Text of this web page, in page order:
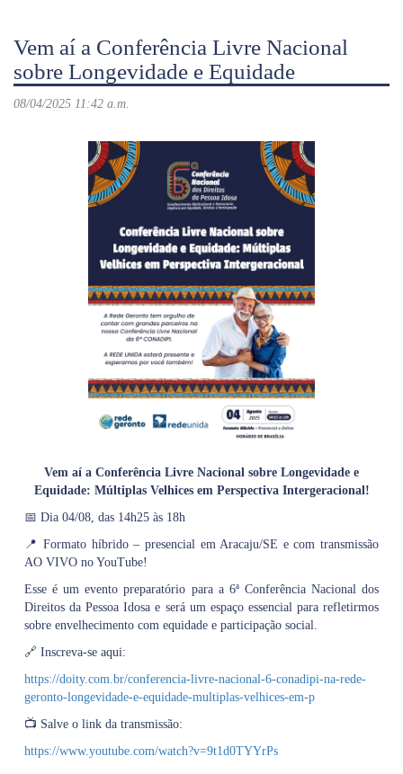
Vem aí a Conferência Livre Nacional
sobre Longevidade e Equidade
08/04/2025 11:42 a.m.
Vem aí a Conferência Livre Nacional sobre Longevidade e
Equidade: Múltiplas Velhices em Perspectiva Intergeracional!
📅 Dia 04/08, das 14h25 às 18h
📍 Formato híbrido – presencial em Aracaju/SE e com transmissão
AO VIVO no YouTube!
Esse é um evento preparatório para a 6ª Conferência Nacional dos
Direitos da Pessoa Idosa e será um espaço essencial para refletirmos
sobre envelhecimento com equidade e participação social.
🔗 Inscreva-se aqui:
https://doity.com.br/conferencia-livre-nacional-6-conadipi-na-rede-
geronto-longevidade-e-equidade-multiplas-velhices-em-p
📺 Salve o link da transmissão:
https://www.youtube.com/watch?v=9t1d0TYYrPs